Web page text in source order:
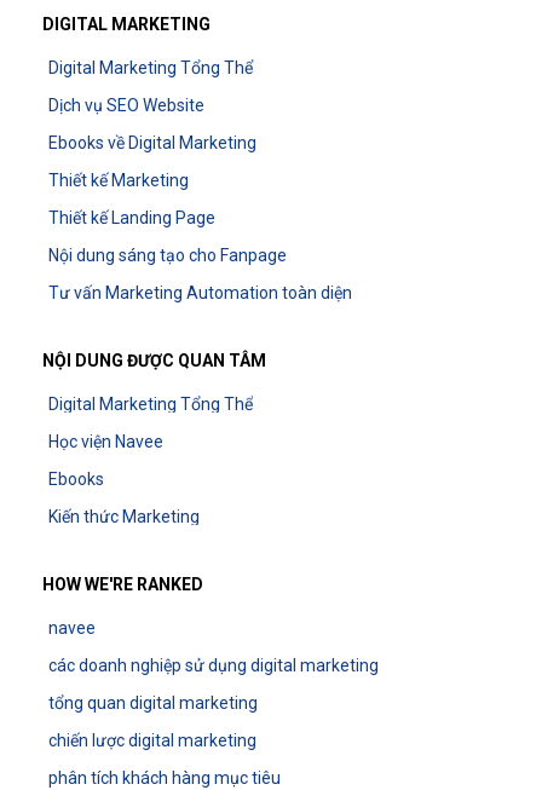
DIGITAL MARKETING
Digital Marketing Tổng Thể
Dịch vụ SEO Website
Ebooks về Digital Marketing
Thiết kế Marketing
Thiết kế Landing Page
Nội dung sáng tạo cho Fanpage
Tư vấn Marketing Automation toàn diện
NỘI DUNG ĐƯỢC QUAN TÂM
Digital Marketing Tổng Thể
Học viện Navee
Ebooks
Kiến thức Marketing
HOW WE'RE RANKED
navee
các doanh nghiệp sử dụng digital marketing
tổng quan digital marketing
chiến lược digital marketing
phân tích khách hàng mục tiêu